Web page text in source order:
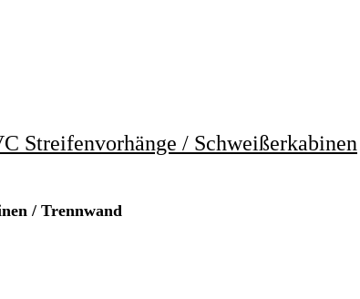
Streifenvorhänge / Schweißerkabinen
/ Trennwand